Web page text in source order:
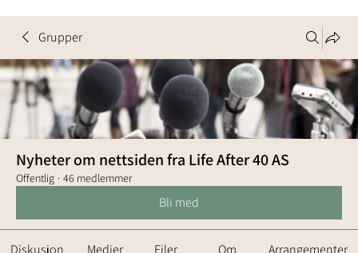
Grupper
Nyheter om nettsiden fra Life After 40 AS
Offentlig · 46 medlemmer
Bli med
Diskusjon Medier Filer Om Arrangementer